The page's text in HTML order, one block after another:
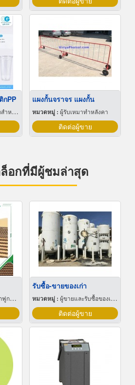
กPP
รรจุ
แผงกั้นจราจร แผงกั้น
หมวดหมู่ : ผู้รับเหมาทำหลังคา
ติดต่อผู้ขาย
อกที่มีผู้ชมล่าสุด
เบอร์
รับซื้อ-ขายของเก่า
หมวดหมู่ : ผู้ขายและรับซื้อของเก่าและเศษเหล็ก
ติดต่อผู้ขาย